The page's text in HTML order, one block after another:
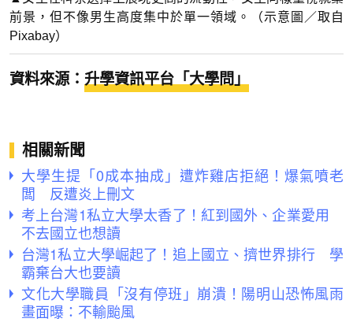
前景，但不像男生高度集中於單一領域。（示意圖／取自
Pixabay）
資料來源： 升學資訊平台「大學問」
相關新聞
大學生提「0成本抽成」遭炸雞店拒絕！爆氣噴老
闆 反遭炎上刪文
考上台灣1私立大學太香了！紅到國外、企業愛用
不去國立也想讀
台灣1私立大學崛起了！追上國立、擠世界排行 學
霸棄台大也要讀
文化大學職員「沒有停班」崩潰！陽明山恐怖風雨
畫面曝：不輸颱風